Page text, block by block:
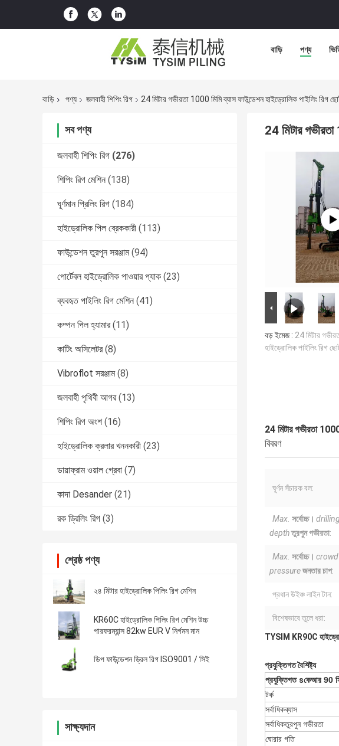
বাড়ি পণ্য
বাড়ি পণ্য জলবাহী শিপিং রিগ 24 মিটার গভীরতা 1000 মিমি ব্যাস ফাউন্ডেশন হাইড্রোলিক পাইলিং
সব পণ্য
জলবাহী শিপিং রিগ (276)
শিপিং রিগ মেশিন (138)
ঘূর্ণমান প্রিলিং রিগ (184)
হাইড্রোলিক পিল ব্রেককারী (113)
ফাউন্ডেশন তুরপুন সরঞ্জাম (94)
পোর্টেবল হাইড্রোলিক পাওয়ার প্যাক (23)
ব্যবহৃত পাইলিং রিগ মেশিন (41)
কম্পন পিল হ্যামার (11)
কাটিং অসিলেটর (8)
Vibroflot সরঞ্জাম (8)
জলবাহী পৃথিবী আগর (13)
শিপিং রিগ অংশ (16)
হাইড্রোলিক ক্রলার খননকারী (23)
ডায়াফ্রাম ওয়াল গ্রেবা (7)
কাদা Desander (21)
রক ড্রিলিং রিগ (3)
শ্রেষ্ঠ পণ্য
২৪ মিটার হাইড্রোলিক পিলিং রিগ মেশিন
KR60C হাইড্রোলিক পিলিং রিগ মেশিন উচ্চ
পারফরম্যান্স 82kw EUR V নির্গমন মান
ডিপ ফাউন্ডেশন ড্রিল রিগ ISO9001 / সিই
সাক্ষ্যদান
24 মিটার
বড় ইমেজ : 24 মিটার
হাইড্রোলিক পাইলিং রিগ
24 মিটার গভীরতা
বিবরণ
ঘূর্ণন সঁচারক বল:
Max. সর্বোচ্চ। drilling
depthতুরপুন গভীরতা:
Max. সর্বোচ্চ। crowd
pressureজনতার চাপ:
প্রধান উইঞ্চ লাইন টান:
বিশেষভাবে তুলে ধরা:
TYSIM KR90C
প্রযুক্তিগত বৈশিষ্ট্য
প্রযুক্তিগত sকেআর 90
টর্ক
সর্বাধিকব্যাস
সর্বাধিকতুরপুন গভীরতা
ঘোরার গতি